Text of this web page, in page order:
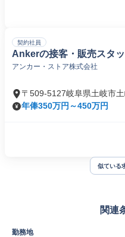
契約社員
Ankerの接客・販売スタ
アンカー・ストア株式会社
〒509-5127岐阜県土岐市
年俸350万円～450万円
似ている
関連
勤務地